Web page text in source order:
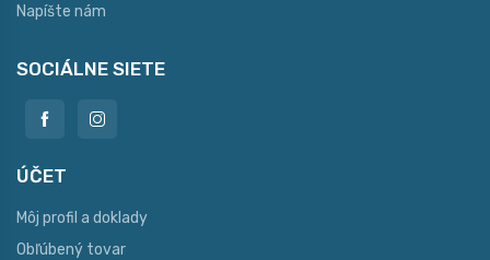
Napíšte nám
SOCIÁLNE SIETE
ÚČET
Môj profil a doklady
Obľúbený tovar